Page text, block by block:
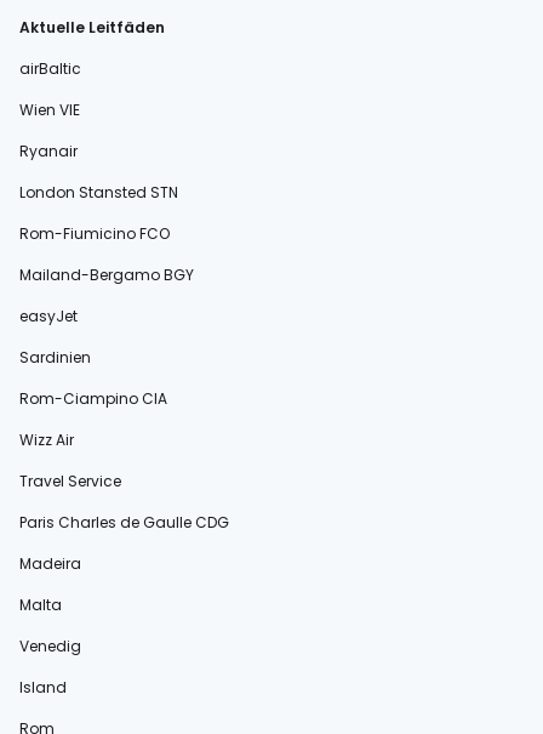
Aktuelle Leitfäden
airBaltic
Wien VIE
Ryanair
London Stansted STN
Rom-Fiumicino FCO
Mailand-Bergamo BGY
easyJet
Sardinien
Rom-Ciampino CIA
Wizz Air
Travel Service
Paris Charles de Gaulle CDG
Madeira
Malta
Venedig
Island
Rom